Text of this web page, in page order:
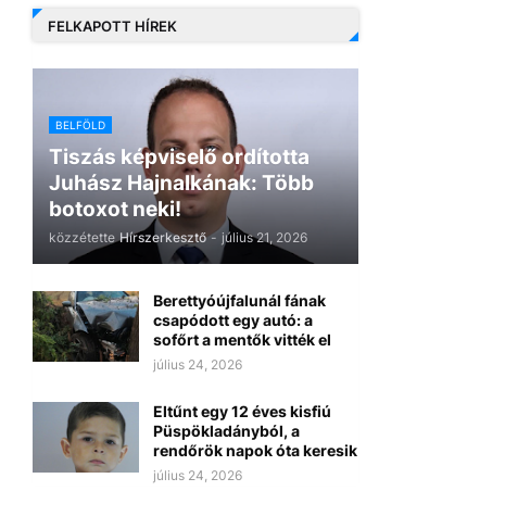
FELKAPOTT HÍREK
BELFÖLD
Tiszás képviselő ordította
Juhász Hajnalkának: Több
botoxot neki!
közzétette Hírszerkesztő - július 21, 2026
Berettyóújfalunál fának
csapódott egy autó: a
sofőrt a mentők vitték el
július 24, 2026
Eltűnt egy 12 éves kisfiú
Püspökladányból, a
rendőrök napok óta keresik
július 24, 2026